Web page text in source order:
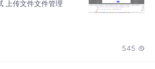
上传文件文件管理
545 